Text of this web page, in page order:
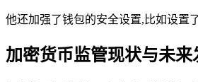
他还加强了钱包的安全设置,比如设置
加密货币监管现状与未来